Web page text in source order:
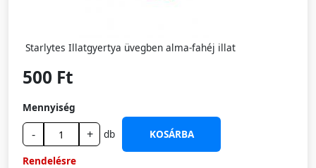
Starlytes Illatgyertya üvegben alma-fahéj illat
500 Ft
Mennyiség
- + db
KOSÁRBA
Rendelésre